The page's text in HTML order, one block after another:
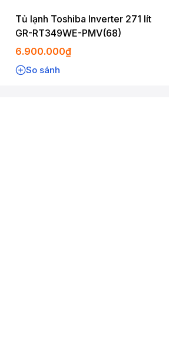
Tủ lạnh Toshiba Inverter 271 lít
GR-RT349WE-PMV(68)
6.900.000₫
So sánh